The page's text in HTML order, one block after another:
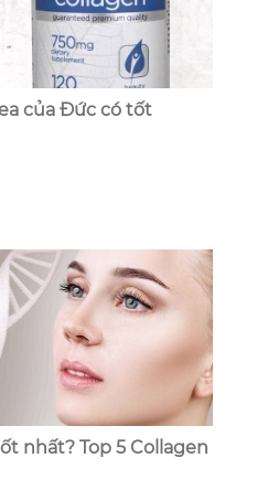
của Đức có tốt
nhất? Top 5 Collagen